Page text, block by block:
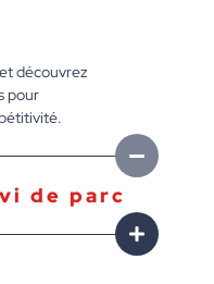
découvrez
pour
de parc